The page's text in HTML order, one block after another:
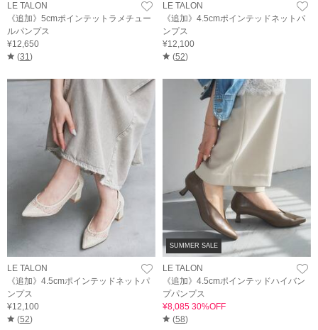
LE TALON
《追加》5cmポインテットラメチュー
ルパンプス
¥12,650
(31)
LE TALON
《追加》4.5cmポインテッドネットパ
ンプス
¥12,100
(52)
LE TALON
《追加》4.5cmポインテッドネットパ
ンプス
¥12,100
(52)
SUMMER SALE
LE TALON
《追加》4.5cmポインテッドハイバン
プパンプス
¥8,085 30%OFF
(58)